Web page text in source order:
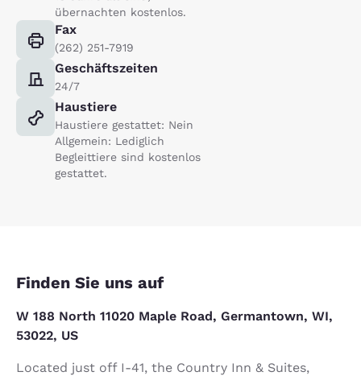
übernachten kostenlos.
Fax
(262) 251-7919
Geschäftszeiten
24/7
Haustiere
Haustiere gestattet: Nein
Allgemein: Lediglich
Begleittiere sind kostenlos
gestattet.
Finden Sie uns auf
W 188 North 11020 Maple Road, Germantown, WI,
53022, US
Located just off I-41, the Country Inn & Suites,